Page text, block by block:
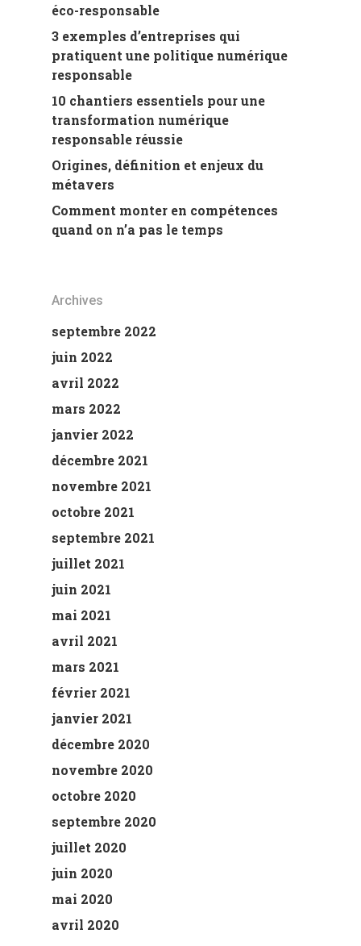
éco-responsable
3 exemples d’entreprises qui
pratiquent une politique numérique
responsable
10 chantiers essentiels pour une
transformation numérique
responsable réussie
Origines, définition et enjeux du
métavers
Comment monter en compétences
quand on n’a pas le temps
Archives
septembre 2022
juin 2022
avril 2022
mars 2022
janvier 2022
décembre 2021
novembre 2021
octobre 2021
septembre 2021
juillet 2021
juin 2021
mai 2021
avril 2021
mars 2021
février 2021
janvier 2021
décembre 2020
novembre 2020
octobre 2020
septembre 2020
juillet 2020
juin 2020
mai 2020
avril 2020